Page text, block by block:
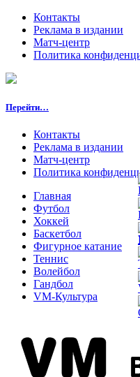
Контакты
Реклама в издании
Матч-центр
Политика
Перейти…
Контакты
Реклама в издании
Матч-центр
Политика
Главная
Футбол
Хоккей
Баскетбол
Фигурное катание
Теннис
Волейбол
Гандбол
VM-Культура